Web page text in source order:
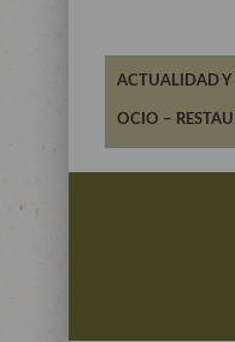
ACTUALIDAD Y
OCIO –